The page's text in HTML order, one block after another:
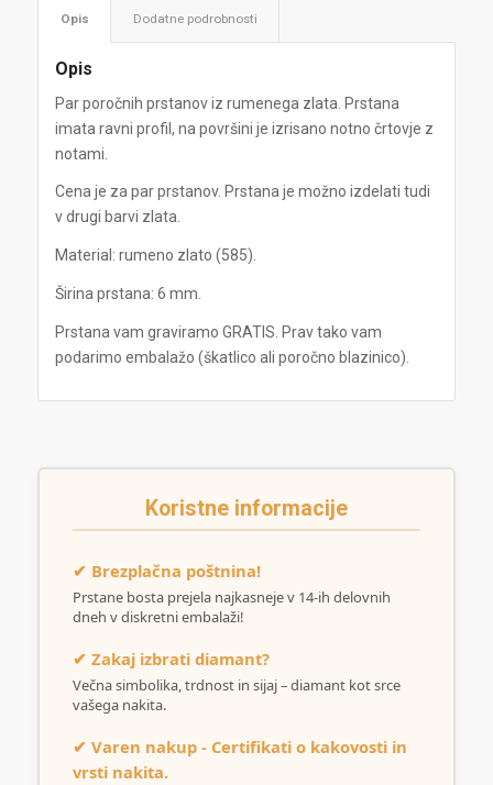
Opis Dodatne podrobnosti
Opis
Par poročnih prstanov iz rumenega zlata. Prstana
imata ravni profil, na površini je izrisano notno črtovje z
notami.
Cena je za par prstanov. Prstana je možno izdelati tudi
v drugi barvi zlata.
Material: rumeno zlato (585).
Širina prstana: 6 mm.
Prstana vam graviramo GRATIS. Prav tako vam
podarimo embalažo (škatlico ali poročno blazinico).
Koristne informacije
✔ Brezplačna poštnina!
Prstane bosta prejela najkasneje v 14-ih delovnih
dneh v diskretni embalaži!
✔ Zakaj izbrati diamant?
Večna simbolika, trdnost in sijaj – diamant kot srce
vašega nakita.
✔ Varen nakup - Certifikati o kakovosti in
vrsti nakita.